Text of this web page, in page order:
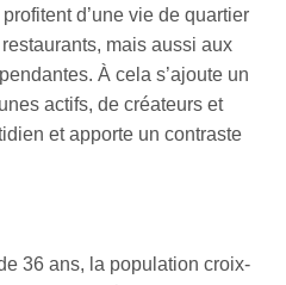
d’une vie de quartier
mais aussi aux
À cela s’ajoute un
actifs, de créateurs et
et apporte un contraste
36 ans, la population croix-